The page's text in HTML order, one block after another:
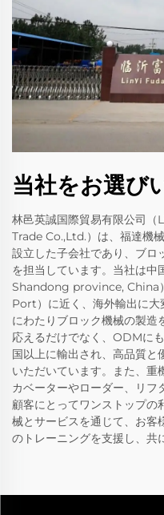
当社をお選び
林邑英誠国際貿易有限公司
Trade Co.,Ltd.）は、福達機
設立した子会社であり、ブロ
を担当しています。当社は
Shandong province, China
Port）に近く、海外輸出に大
にわたりブロック機械の製造
応えるだけでなく、ODMに
国以上に輸出され、高品質と
いただいています。また、重
カベーターやローダー、リフ
顧客にとってワンストップの
械とサービスを通じて、お客
のトレーニングを支援し、共